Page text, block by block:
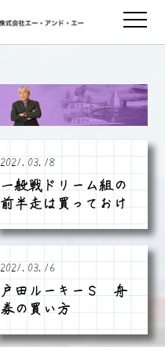
2021.03.18
一般戦ドリーム組の
前半走は買っておけ
2021.03.16
戸田ルーキーＳ 舟
券の買い方